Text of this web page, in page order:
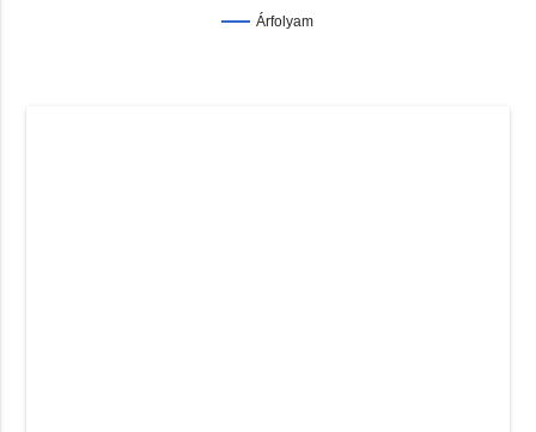
Árfolyam